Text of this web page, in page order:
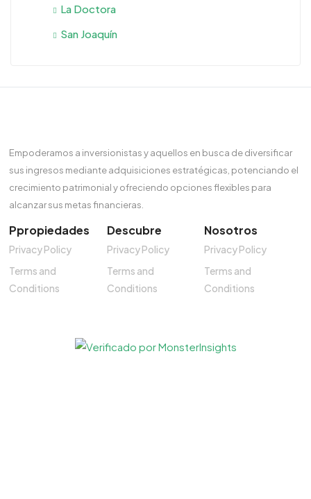
La Doctora
San Joaquín
Empoderamos a inversionistas y aquellos en busca de diversificar
sus ingresos mediante adquisiciones estratégicas, potenciando el
crecimiento patrimonial y ofreciendo opciones flexibles para
alcanzar sus metas financieras.
Ppropiedades
Privacy Policy
Terms and
Conditions
Descubre
Privacy Policy
Terms and
Conditions
Nosotros
Privacy Policy
Terms and
Conditions